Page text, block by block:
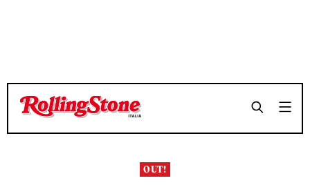
TEMPO DI LETTURA 3 MINUTI SHARE
TEMPO DI LETTURA 3 MINUTI SHARE
OUT!